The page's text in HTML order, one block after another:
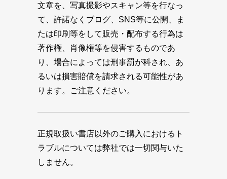
文章を、写真撮影やスキャン等を行なっ
て、許諾なくブログ、SNS等に公開、ま
たは印刷等をして販売・配布する行為は
著作権、肖像権等を侵害するものであ
り、場合によっては刑事罰が科され、あ
るいは損害賠償を請求される可能性があ
ります。ご注意ください。
正規取扱い書店以外のご購入におけるト
ラブルについては弊社では一切関与いた
しません。